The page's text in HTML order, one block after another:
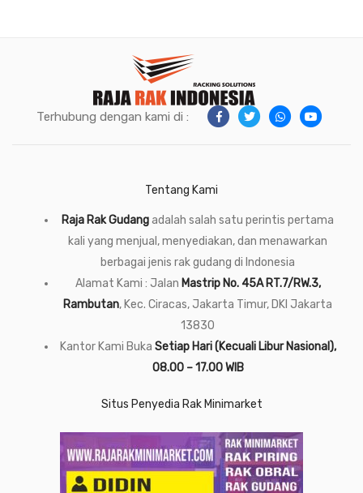
Terhubung dengan kami di :
Tentang Kami
Raja Rak Gudangadalah salah satu perintis pertama
kali yang menjual, menyediakan, dan menawarkan
berbagai jenis rak gudang di Indonesia
Alamat Kami : Jalan Mastrip No. 45A RT.7/RW.3,
Rambutan, Kec. Ciracas, Jakarta Timur, DKI Jakarta
13830
Kantor Kami Buka Setiap Hari (Kecuali Libur Nasional),
08.00 – 17.00 WIB
Situs Penyedia Rak Minimarket